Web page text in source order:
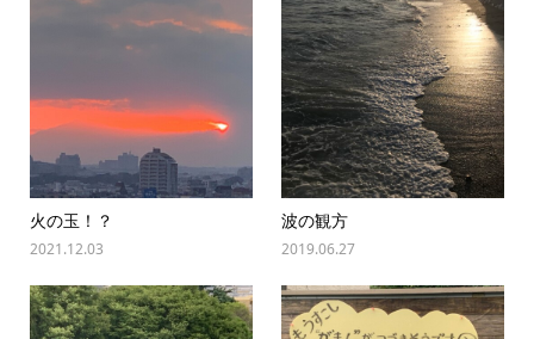
火の玉！？
2021.12.03
波の観方
2019.06.27